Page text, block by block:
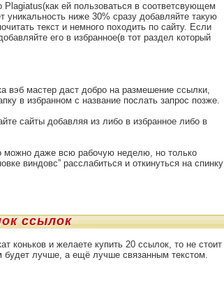
ей пользоваться в соответсвующем
ниже 30% сразу добавляйте такую
текст и немного походить по сайту. Если
его в избранное(в тот раздел который
вэб мастер даст добро на размешение ссылки,
в избранном с название послать запрос позже.
сайты добавляя из либо в избранное либо в
можно даже всю рабочую неделю, но только
виндовс” расслабиться и откинуться на спинку
ссылок
коньков и желаете купить 20 ссылок, то не стоит
будет лучше, а ещё лучше связанным текстом.